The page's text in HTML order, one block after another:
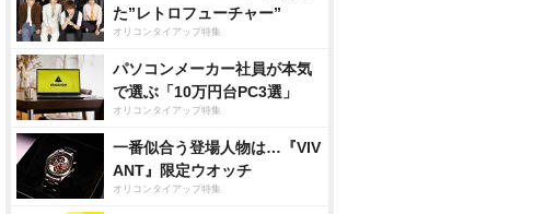
た”レトロフューチャー”
オリコンタイアップ特集
パソコンメーカー社員が本気
で選ぶ「10万円台PC3選」
オリコンタイアップ特集
一番似合う登場人物は…『VIV
ANT』限定ウオッチ
オリコンタイアップ特集